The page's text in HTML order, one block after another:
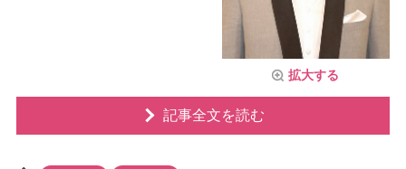
拡大する
記事全文を読む